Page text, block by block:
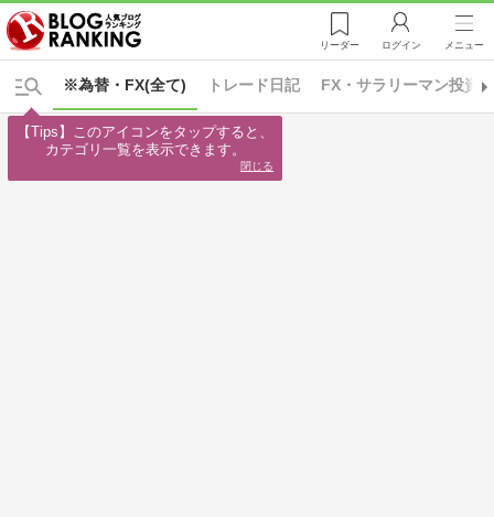
リーダー ログイン メニュー
※為替・FX(全て) トレード日記 FX・サラリーマン投資
【Tips】このアイコンをタップすると、
カテゴリ一覧を表示できます。
閉じる